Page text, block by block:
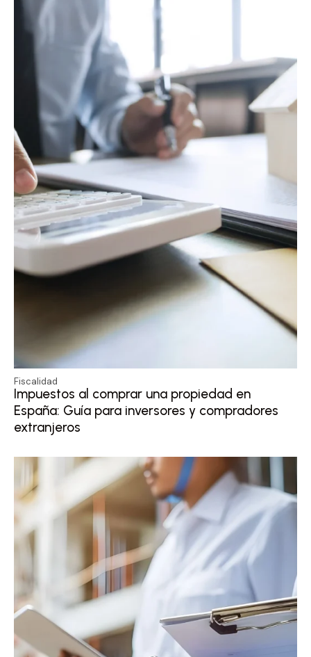
Fiscalidad
Impuestos al comprar una propiedad en
España: Guía para inversores y compradores
extranjeros